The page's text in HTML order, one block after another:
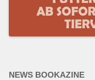
NEWS BOOKAZINE